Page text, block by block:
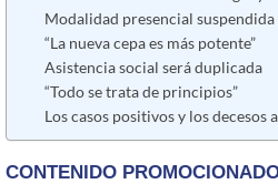
Modalidad presencial suspendida
“La nueva cepa es más potente”
Asistencia social será duplicada
“Todo se trata de principios”
Los casos positivos y los decesos